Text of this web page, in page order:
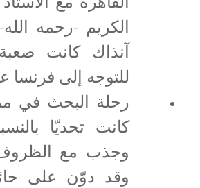
الكريم -رحمه
آنذاك كانت
للتوجه إلى فرنسا عام
رحلة البحث في
كانت تحديّا
وجذب مع
وقد دوّن على